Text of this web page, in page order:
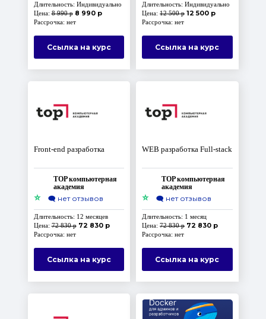
Длительность: Индивидуально
Цена:8 990 р 8 990 р
Рассрочка: нет
Ссылка на курс
Длительность: Индивидуально
Цена: 12 500 р 12 500 р
Рассрочка: нет
Ссылка на курс
Front-end разработка
TOP компьютерная
академия
⭐ 🗨️ нет отзывов
Длительность: 12 месяцев
Цена:72 830 р 72 830 р
Рассрочка: нет
Ссылка на курс
WEB разработка Full-stack
TOP компьютерная
академия
⭐ 🗨️ нет отзывов
Длительность: 1 месяц
Цена: 72 830 р 72 830 р
Рассрочка: нет
Ссылка на курс